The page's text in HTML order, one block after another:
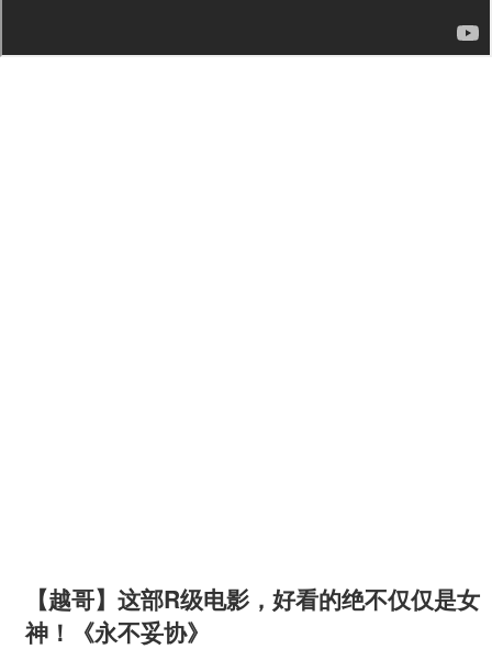
【越哥】这部R级电影，好看的绝不仅仅是女
神！《永不妥协》